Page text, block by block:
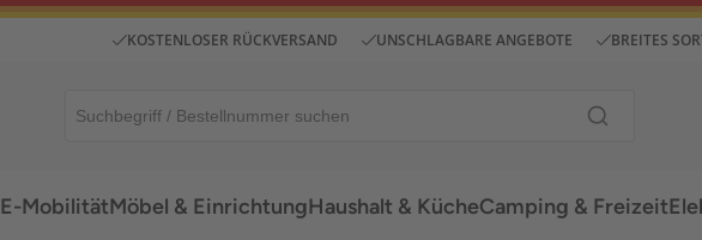
KOSTENLOSER RÜCKVERSAND UNSCHLAGBARE ANGEBOTE BREITES
E-MobilitätMöbel & EinrichtungHaushalt & KücheCamping & Freizeit